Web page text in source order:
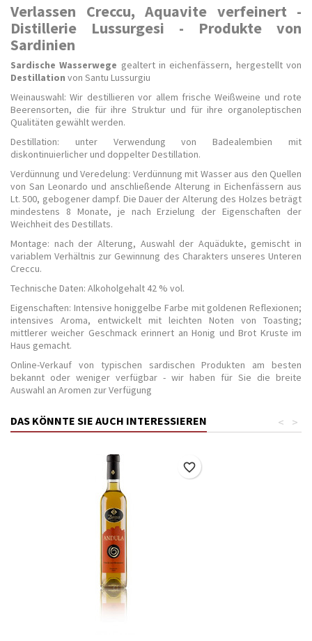
Verlassen Creccu, Aquavite verfeinert -
Distillerie Lussurgesi - Produkte von
Sardinien
Sardische Wasserwege gealtert in eichenfässern, hergestellt von
Destillation von Santu Lussurgiu
Weinauswahl: Wir destillieren vor allem frische Weißweine und rote
Beerensorten, die für ihre Struktur und für ihre organoleptischen
Qualitäten gewählt werden.
Destillation: unter Verwendung von Badealembien mit
diskontinuierlicher und doppelter Destillation.
Verdünnung und Veredelung: Verdünnung mit Wasser aus den Quellen
von San Leonardo und anschließende Alterung in Eichenfässern aus
Lt. 500, gebogener dampf. Die Dauer der Alterung des Holzes beträgt
mindestens 8 Monate, je nach Erzielung der Eigenschaften der
Weichheit des Destillats.
Montage: nach der Alterung, Auswahl der Aquädukte, gemischt in
variablem Verhältnis zur Gewinnung des Charakters unseres Unteren
Creccu.
Technische Daten: Alkoholgehalt 42 % vol.
Eigenschaften: Intensive honiggelbe Farbe mit goldenen Reflexionen;
intensives Aroma, entwickelt mit leichten Noten von Toasting;
mittlerer weicher Geschmack erinnert an Honig und Brot Kruste im
Haus gemacht.
Online-Verkauf von typischen sardischen Produkten am besten
bekannt oder weniger verfügbar - wir haben für Sie die breite
Auswahl an Aromen zur Verfügung
DAS KÖNNTE SIE AUCH INTERESSIEREN >
<
favorite_border